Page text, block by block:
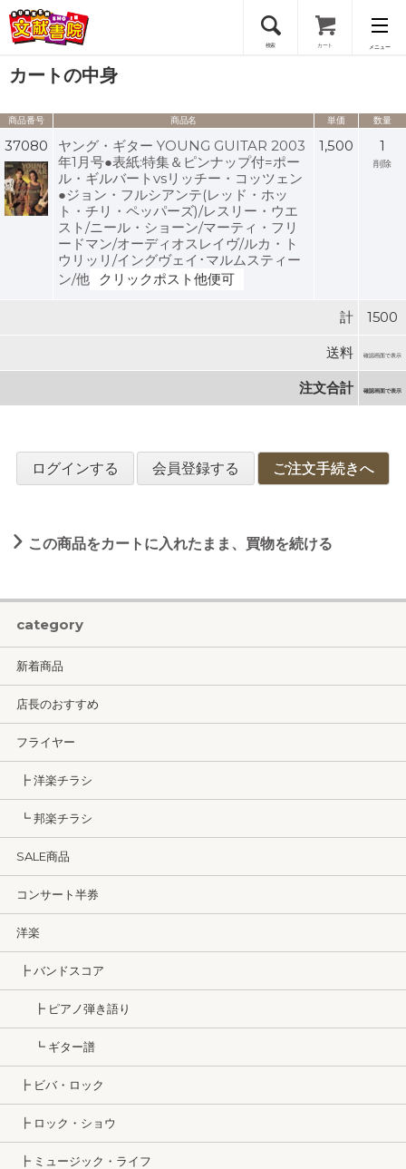
検索 カート メニュー
会員登録
ログイン
カートの中身
商品番号 商品名 単価 数量
37080
ヤング・ギター YOUNG GUITAR 2003
年1月号●表紙:特集＆ピンナップ付=ポー
ル・ギルバートvsリッチー・コッツェン
●ジョン・フルシアンテ(レッド・ホッ
ト・チリ・ペッパーズ)/レスリー・ウエ
スト/ニール・ショーン/マーティ・フリ
ードマン/オーディオスレイヴ/ルカ・ト
ウリッリ/イングヴェイ･マルムスティー
ン/他
クリックポスト他便可
1,500 1
削除
計 1500
送料 確認画面で表示
注文合計 確認画面で表示
ログインする 会員登録する ご注文手続きへ
この商品をカートに入れたまま、買物を続ける
category
新着商品
店長のおすすめ
フライヤー
┣ 洋楽チラシ
┗ 邦楽チラシ
SALE商品
コンサート半券
洋楽
┣ バンドスコア
┣ ピアノ弾き語り
┗ ギター譜
┣ ビバ・ロック
┣ ロック・ショウ
┣ ミュージック・ライフ